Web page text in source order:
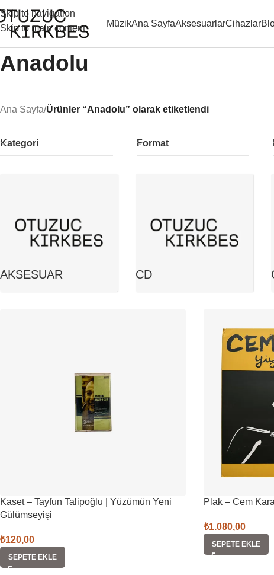
Skip to navigation
Skip to main content
MüzikAna SayfaAksesuarlarCihazlar
Anadolu
Ana Sayfa/Ürünler “Anadolu” olarak etiketlendi
Kategori Format
AKSESUAR CD
Kaset – Tayfun Talipoğlu | Yüzümün Yeni
Gülümseyişi
₺120,00
SEPETE EKLE
Plak – Cem
₺1.080,00
SEPETE EKLE